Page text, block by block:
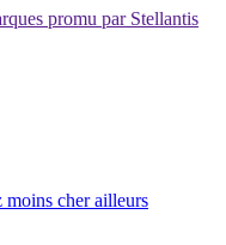
promu par Stellantis
cher ailleurs